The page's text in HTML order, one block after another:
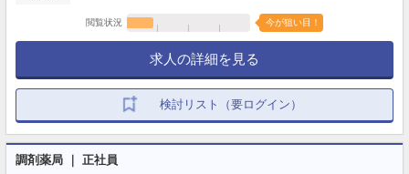
閲覧状況 今が狙い目！
求人の詳細を見る
検討リスト（要ログイン）
調剤薬局 ｜ 正社員